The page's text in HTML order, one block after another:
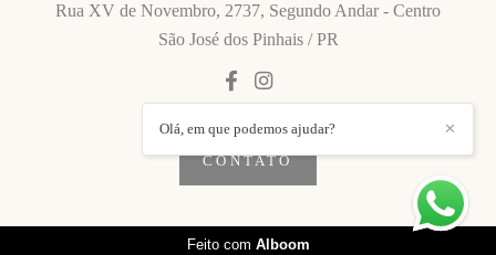
Rua XV de Novembro, 2737, Segundo Andar - Centro
São José dos Pinhais / PR
CONTATO
✕
Olá, em que podemos ajudar?
Feito com Alboom